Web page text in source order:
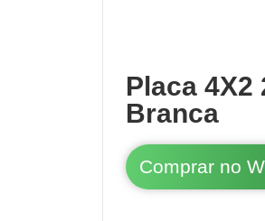
Placa
Branca
Comprar no